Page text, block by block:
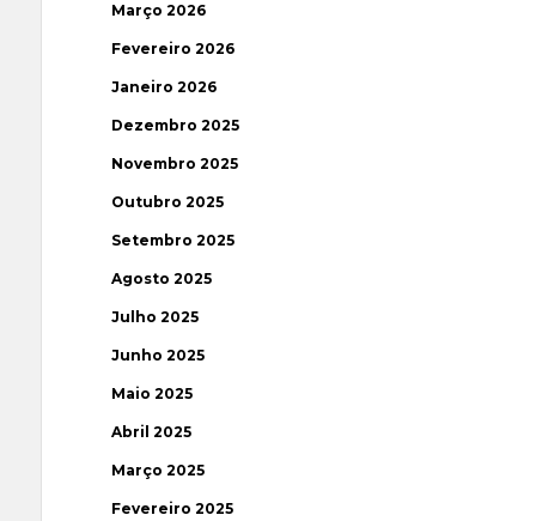
Março 2026
Fevereiro 2026
Janeiro 2026
Dezembro 2025
Novembro 2025
Outubro 2025
Setembro 2025
Agosto 2025
Julho 2025
Junho 2025
Maio 2025
Abril 2025
Março 2025
Fevereiro 2025